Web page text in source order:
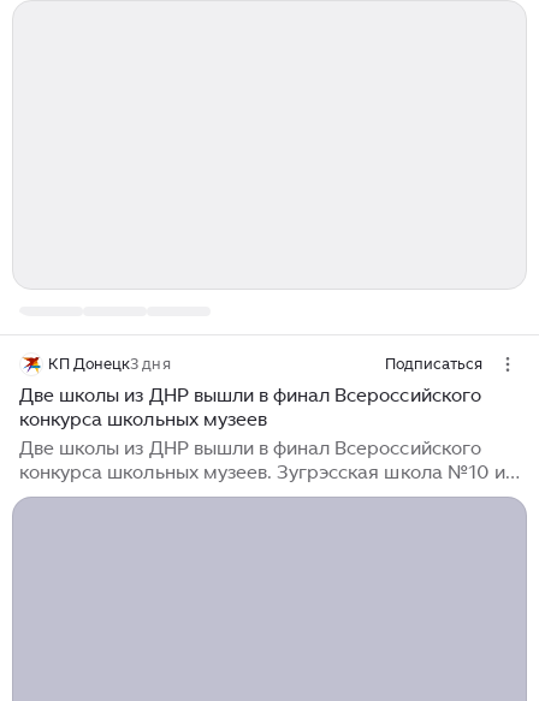
КП Донецк3 дня Подписаться
Две школы из ДНР вышли в финал Всероссийского
конкурса школьных музеев
Две школы из ДНР вышли в финал Всероссийского
конкурса школьных музеев. Зугрэсская школа №10 и
лицей №124 из Донецка прошли отбор среди